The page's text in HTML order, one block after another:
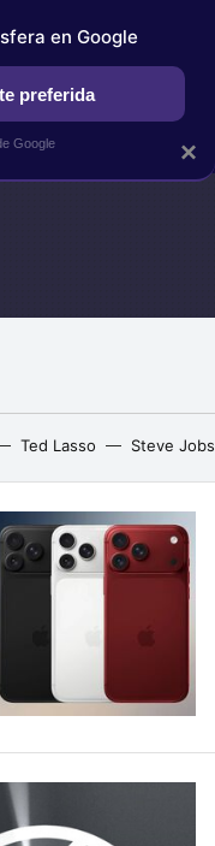
SELECCIÓN
Ted Lasso Steve Jobs
×
en Google
preferida
Google